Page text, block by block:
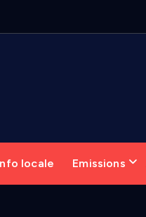
locale Emissions